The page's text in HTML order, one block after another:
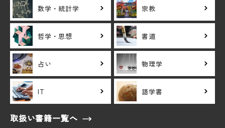
数学・統計学 宗教
哲学・思想 書道
占い 物理学
IT 語学書
取扱い書籍一覧へ